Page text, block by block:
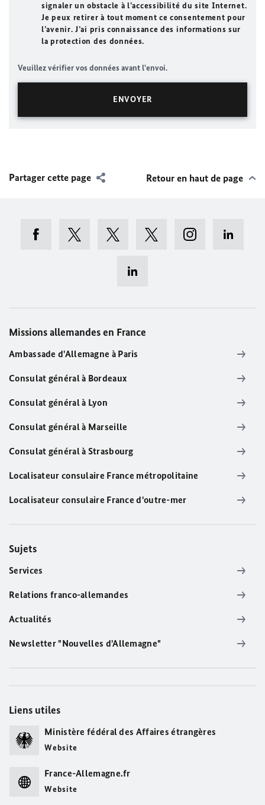
signaler un obstacle à l’accessibilité du site Internet.
Je peux retirer à tout moment ce consentement pour
l’avenir. J’ai pris connaissance des informations sur
la protection des données.
Veuillez vérifier vos données avant l'envoi.
Partager cette page Retour en haut de page
Missions allemandes en France
Ambassade d'Allemagne à Paris
Consulat général à Bordeaux
Consulat général à Lyon
Consulat général à Marseille
Consulat général à Strasbourg
Localisateur consulaire France métropolitaine
Localisateur consulaire France d'outre-mer
Sujets
Services
Relations franco-allemandes
Actualités
Newsletter "Nouvelles d'Allemagne"
Liens utiles
Ministère fédéral des Affaires étrangères
Website
France-Allemagne.fr
Website